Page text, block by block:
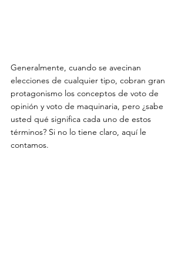
Generalmente, cuando se avecinan
elecciones de cualquier tipo, cobran gran
protagonismo los conceptos de voto de
opinión y voto de maquinaria, pero ¿sabe
usted qué significa cada uno de estos
términos? Si no lo tiene claro, aquí le
contamos.